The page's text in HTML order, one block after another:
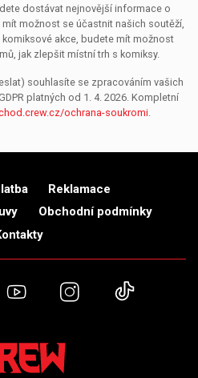
dostávat nejnovější informace o
možnost se účastnit našich soutěží,
akce, budete mít možnost
jak zlepšit místní trh s komiksy.
souhlasíte se zpracováním vašich
platných od 1. 4. 2026. Kompletní
ochrana-soukromi.
Reklamace
Obchodní podmínky
YouTubeInstagram